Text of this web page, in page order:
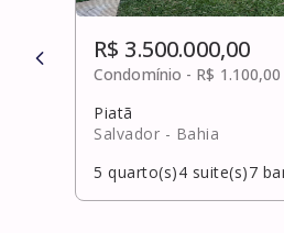
R$ 3.500.000,00
Condomínio - R$ 1.100,00
Piatã
Salvador - Bahia
5 quarto(s)4 suite(s)7